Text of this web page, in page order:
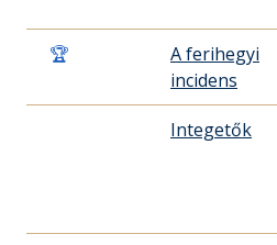
🏆
A ferihegyi
incidens
Integetők